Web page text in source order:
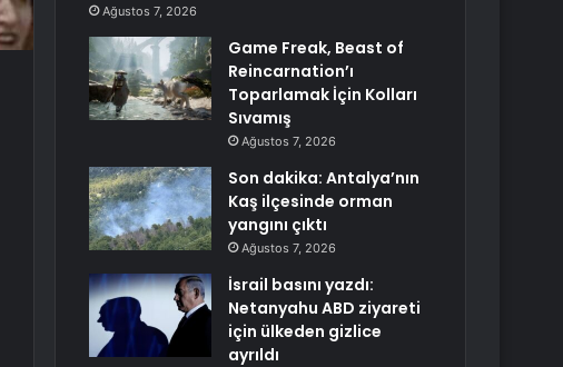
Ağustos 7, 2026
Game Freak, Beast of
Reincarnation’ı
Toparlamak İçin Kolları
Sıvamış
Ağustos 7, 2026
Son dakika: Antalya’nın
Kaş ilçesinde orman
yangını çıktı
Ağustos 7, 2026
İsrail basını yazdı:
Netanyahu ABD ziyareti
için ülkeden gizlice
ayrıldı